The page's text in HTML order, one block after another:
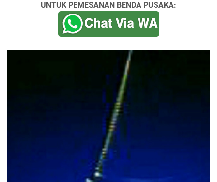
UNTUK PEMESANAN BENDA PUSAKA: